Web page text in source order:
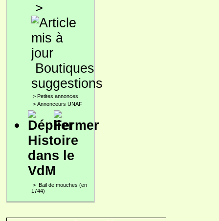
>
Boutiques
suggestions
> Petites annonces
> Annonceurs UNAF
Histoire
dans le
VdM
> Bail de mouches (en
1744)